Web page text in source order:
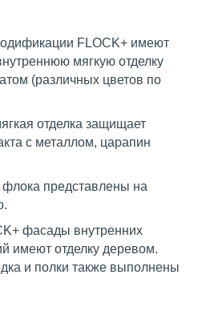
FLOCK+ имеют
мягкую отделку
(различных цветов по
отделка защищает
с металлом, царапин
представлены на
фасады внутренних
имеют отделку деревом.
и полки также выполнены